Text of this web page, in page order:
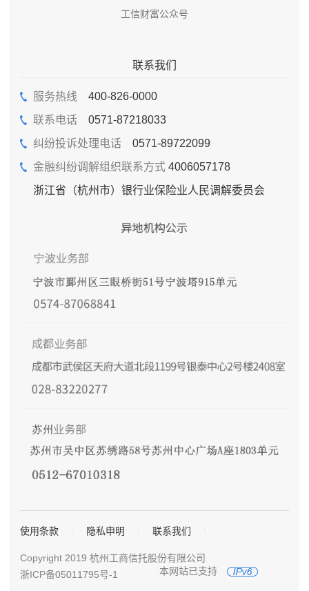
工信财富公众号
联系我们
服务热线 400-826-0000
联系电话0571-87218033
纠纷投诉处理电话0571-89722099
金融纠纷调解组织联系方式4006057178
浙江省（杭州市）银行业保险业人民调解委员会
使用条款 隐私申明 联系我们
Copyright 2019 杭州工商信托股份有限公司
浙ICP备05011795号-1
本网站已支持